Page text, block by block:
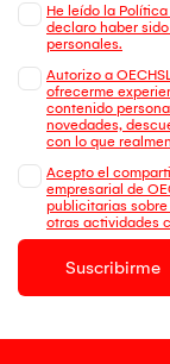
He leído la
declaro haber
personales.
Autorizo a
ofrecerme
contenido
novedades,
con lo que
Acepto el
empresarial de
publicitarias
otras actividades
Suscribirme